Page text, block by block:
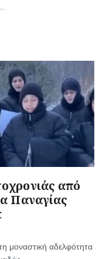
από
Παναγίας
μοναστική αδελφότητα